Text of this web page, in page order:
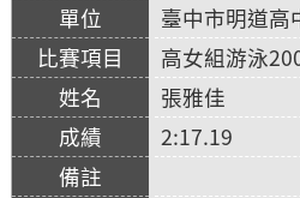
臺中市明道高
高女組游泳
張雅佳
2:17.19